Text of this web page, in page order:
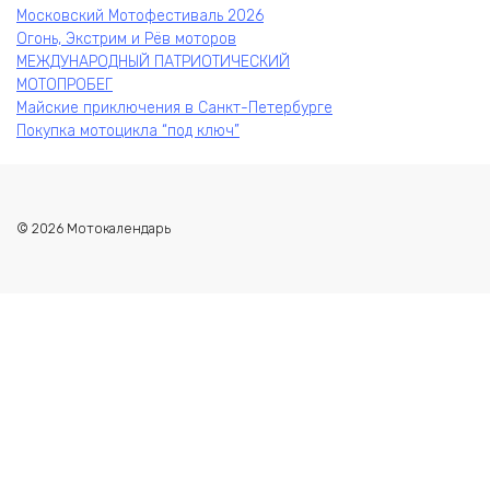
Московский Мотофестиваль 2026
Огонь, Экстрим и Рёв моторов
МЕЖДУНАРОДНЫЙ ПАТРИОТИЧЕСКИЙ
МОТОПРОБЕГ
Майские приключения в Санкт-Петербурге
Покупка мотоцикла “под ключ”
© 2026 Мотокалендарь